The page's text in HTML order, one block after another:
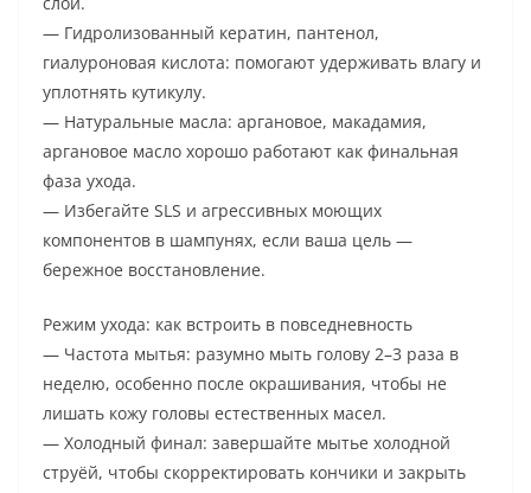
— Гидролизованный кератин, пантенол,
гиалуроновая кислота: помогают удерживать влагу и
уплотнять кутикулу.
— Натуральные масла: аргановое, макадамия,
аргановое масло хорошо работают как финальная
фаза ухода.
— Избегайте SLS и агрессивных моющих
компонентов в шампунях, если ваша цель —
бережное восстановление.
Режим ухода: как встроить в повседневность
— Частота мытья: разумно мыть голову 2–3 раза в
неделю, особенно после окрашивания, чтобы не
лишать кожу головы естественных масел.
— Холодный финал: завершайте мытье холодной
струёй, чтобы скорректировать кончики и закрыть